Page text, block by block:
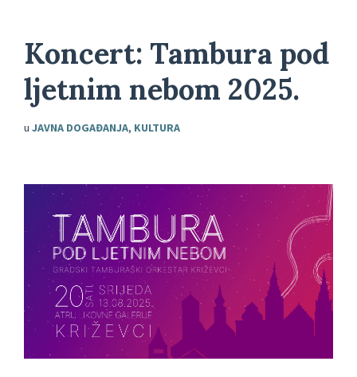
Koncert: Tambura pod
ljetnim nebom 2025.
u JAVNA DOGAĐANJA, KULTURA